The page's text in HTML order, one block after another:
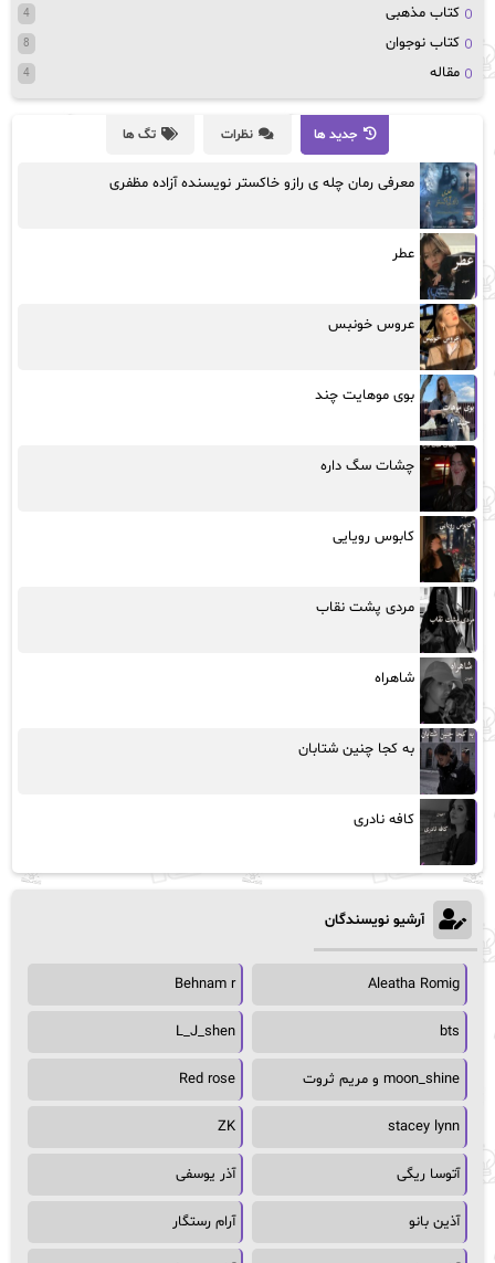
کتاب مذهبی 4
کتاب نوجوان 8
مقاله 4
جدید ها نظرات تگ ها
معرفی رمان چله ی رازو خاکستر نویسنده آزاده مظفری
عطر
عروس خونبس
بوی موهایت چند
چشات سگ داره
کابوس رویایی
مردی پشت نقاب
شاهراه
به کجا چنین شتابان
کافه نادری
آرشیو نویسندگان
Aleatha Romig
Behnam r
bts
L_J_shen
moon_shine و مریم ثروت Red rose
stacey lynn
ZK
آتوسا ریگی آذر یوسفی
آذین بانو آرام رستگار